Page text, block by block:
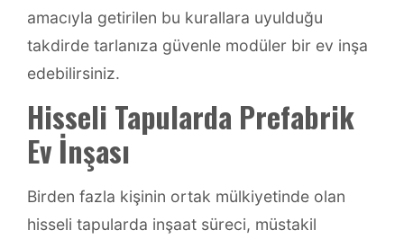
amacıyla getirilen bu kurallara uyulduğu
takdirde tarlanıza güvenle modüler bir ev inşa
edebilirsiniz.
Hisseli Tapularda Prefabrik
Ev İnşası
Birden fazla kişinin ortak mülkiyetinde olan
hisseli tapularda inşaat süreci, müstakil